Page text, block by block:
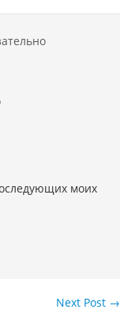
моих
Next Post →